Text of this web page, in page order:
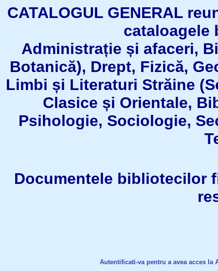
CATALOGUL GENERAL
Administrație și afaceri,
Botanică), Drept, Fizică,
Limbi și Literaturi Străine
Clasice și Orientale,
Psihologie, Sociologie,
Documentele bibliotecilor
Autentificati-va pentru a avea acces